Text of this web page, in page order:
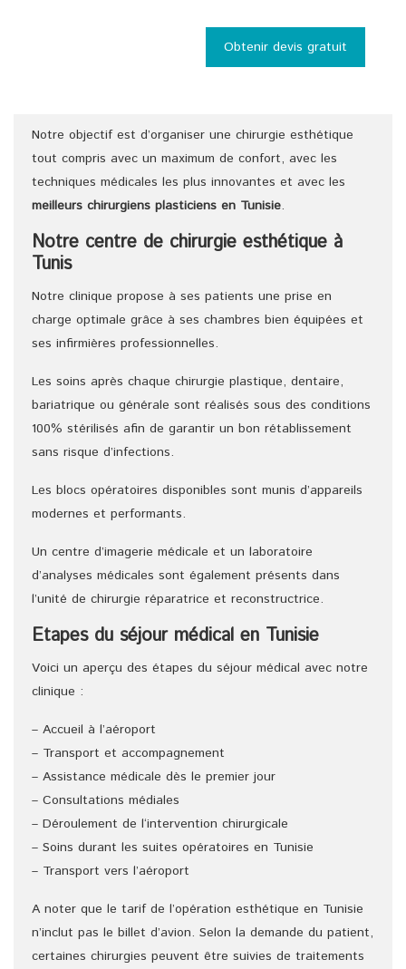
Obtenir devis gratuit
Notre objectif est d’organiser une chirurgie esthétique
tout compris avec un maximum de confort, avec les
techniques médicales les plus innovantes et avec les
meilleurs chirurgiens plasticiens en Tunisie.
Notre centre de chirurgie esthétique à
Tunis
Notre clinique propose à ses patients une prise en
charge optimale grâce à ses chambres bien équipées et
ses infirmières professionnelles.
Les soins après chaque chirurgie plastique, dentaire,
bariatrique ou générale sont réalisés sous des conditions
100% stérilisés afin de garantir un bon rétablissement
sans risque d’infections.
Les blocs opératoires disponibles sont munis d’appareils
modernes et performants.
Un centre d’imagerie médicale et un laboratoire
d’analyses médicales sont également présents dans
l’unité de chirurgie réparatrice et reconstructrice.
Etapes du séjour médical en Tunisie
Voici un aperçu des étapes du séjour médical avec notre
clinique :
– Accueil à l’aéroport
– Transport et accompagnement
– Assistance médicale dès le premier jour
– Consultations médiales
– Déroulement de l‘intervention chirurgicale
– Soins durant les suites opératoires en Tunisie
– Transport vers l’aéroport
A noter que le tarif de l’opération esthétique en Tunisie
n’inclut pas le billet d’avion. Selon la demande du patient,
certaines chirurgies peuvent être suivies de traitements